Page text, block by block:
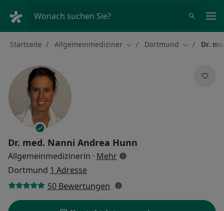
Wonach suchen Sie?
Startseite Allgemeinmediziner Stadt ändern
Dortmund StadtDr.
Dr. med. Nanni Andrea Hunn
Allgemeinmedizinerin · Mehrüber Spezialisierungen
Dortmund 1 Adresse
50 Bewertungen